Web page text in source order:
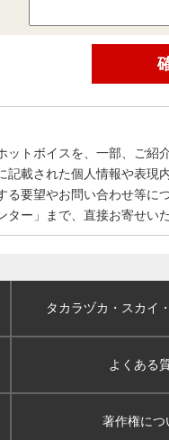
ットボイスを、一部、ご紹
記載された個人情報や表現
る要望やお問い合わせ等に
ー」まで、直接お寄せい
タカラヅカ・スカイ
よくある
著作権につ